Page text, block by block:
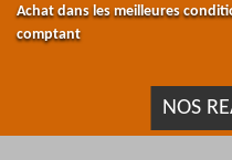
Achat dans les meilleures
comptant
NOS